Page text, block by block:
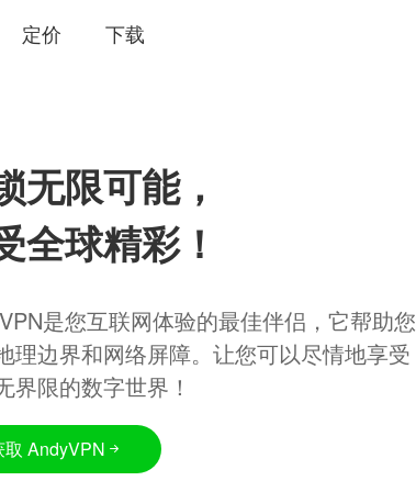
定价 下载
无限可能，
全球精彩！
是您互联网体验的最佳伴侣，它帮助您
理边界和网络屏障。让您可以尽情地享受
界限的数字世界！
取 AndyVPN